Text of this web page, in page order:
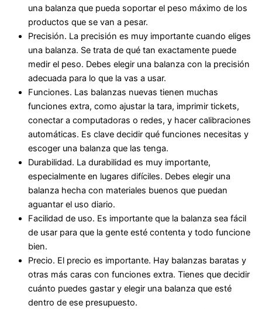
una balanza que pueda soportar el peso máximo de los
productos que se van a pesar.
Precisión. La precisión es muy importante cuando eliges
una balanza. Se trata de qué tan exactamente puede
medir el peso. Debes elegir una balanza con la precisión
adecuada para lo que la vas a usar.
Funciones. Las balanzas nuevas tienen muchas
funciones extra, como ajustar la tara, imprimir tickets,
conectar a computadoras o redes, y hacer calibraciones
automáticas. Es clave decidir qué funciones necesitas y
escoger una balanza que las tenga.
Durabilidad. La durabilidad es muy importante,
especialmente en lugares difíciles. Debes elegir una
balanza hecha con materiales buenos que puedan
aguantar el uso diario.
Facilidad de uso. Es importante que la balanza sea fácil
de usar para que la gente esté contenta y todo funcione
bien.
Precio. El precio es importante. Hay balanzas baratas y
otras más caras con funciones extra. Tienes que decidir
cuánto puedes gastar y elegir una balanza que esté
dentro de ese presupuesto.